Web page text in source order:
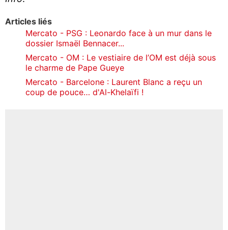
Articles liés
Mercato - PSG : Leonardo face à un mur dans le
dossier Ismaël Bennacer...
Mercato - OM : Le vestiaire de l’OM est déjà sous
le charme de Pape Gueye
Mercato - Barcelone : Laurent Blanc a reçu un
coup de pouce… d'Al-Khelaïfi !